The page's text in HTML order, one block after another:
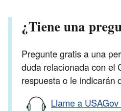
¿Tiene una
Pregunte gratis a una
duda relacionada con el
respuesta o le indicarán
Llame a